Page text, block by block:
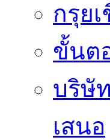
กรุย
ขั้นต
บริษั
เสนอ